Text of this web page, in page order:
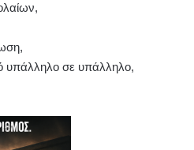
υπάλληλο σε υπάλληλο,